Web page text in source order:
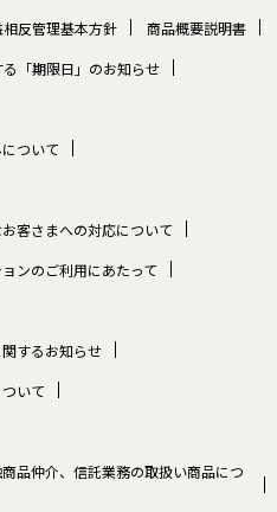
相反管理基本方針
商品概要説明書
る「期限日」のお知らせ
ついて
客さまへの対応について
ンのご利用にあたって
するお知らせ
いて
品仲介、信託業務の取扱い商品につ